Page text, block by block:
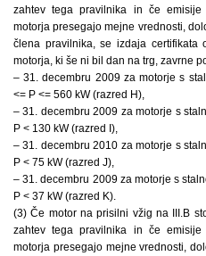
zahtev tega pravilnika in če
motorja presegajo mejne vrednosti,
člena pravilnika, se izdaja certifikata
motorja, ki še ni bil dan na trg, zavrne
– 31. decembru 2009 za motorje s
<= P <= 560 kW (razred H),
– 31. decembru 2009 za motorje s
P < 130 kW (razred I),
– 31. decembru 2010 za motorje s
P < 75 kW (razred J),
– 31. decembru 2009 za motorje s
P < 37 kW (razred K).
(3) Če motor na prisilni vžig na III.B
zahtev tega pravilnika in če
motorja presegajo mejne vrednosti,